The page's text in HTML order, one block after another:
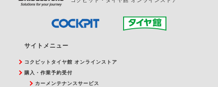
サイトメニュー
コクピットタイヤ館 オンラインストア
購入・作業予約受付
カーメンテナンスサービス